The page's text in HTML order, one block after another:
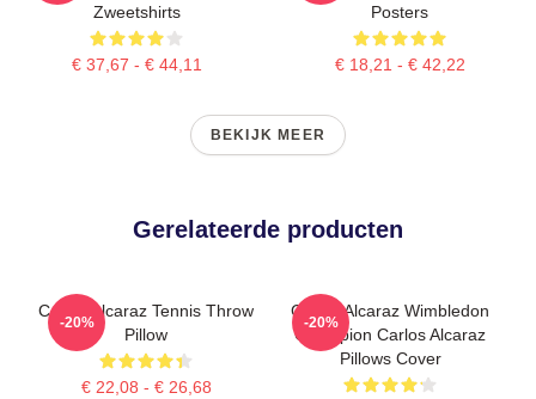
Zweetshirts
€ 37,67 - € 44,11
Posters
€ 18,21 - € 42,22
BEKIJK MEER
Gerelateerde producten
Carlos Alcaraz Tennis Throw
Pillow
€ 22,08 - € 26,68
-20%
Carlos Alcaraz Wimbledon
Champion Carlos Alcaraz
Pillows Cover
-20%